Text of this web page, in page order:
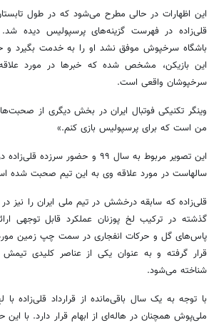
این اظهارات در حالی مطرح می‌شود که در طول
قلی‌زاده در فهرست گزینه‌های پرسپولیس دیده شد.
باشگاه سرخپوش موفق نشد او را به خدمت بگیرد و
این بازیکن، مشخص شده که خبرها در مورد
سرخپوشان واقعی است.
وینگر تکنیکی فوتبال ایران در بخش دیگری از
من است که برای پرسپولیس بازی کنم.»
این تصویر مربوط به سال ۹۹ و حضور
سالهاست در مورد علاقه وی به این تیم صحبت شده
قلی‌زاده که سابقه درخشش در تیم ملی ایران را نیز
گذشته در ترکیب لخ پوزنان عملکرد قابل توجهی
پاس‌های گل و حرکات انفجاری در سمت چپ زمین
قرار گرفته و به عنوان یکی از عناصر کلیدی
شناخته می‌شود.
با توجه به یک سال باقی‌مانده از قرارداد قلی‌زاده با
ملی‌پوش همچنان در هاله‌ای از ابهام قرار دارد. با این